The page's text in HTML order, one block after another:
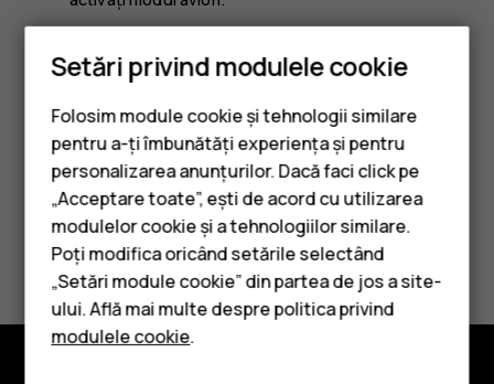
Smartphone-uri
Telefoane clasice
Accesorii
Tablete
mobilă și dezactivează toate caracteristicile wireless ale
Considerați utile aceste informații?
Da Nu
Setări privind modulele cookie
Folosim module cookie și tehnologii similare
pentru a-ți îmbunătăți experiența și pentru
personalizarea anunțurilor. Dacă faci click pe
„Acceptare toate”, ești de acord cu utilizarea
modulelor cookie și a tehnologiilor similare.
Poți modifica oricând setările selectând
„Setări module cookie” din partea de jos a site-
ului. Află mai multe despre politica privind
modulele cookie.